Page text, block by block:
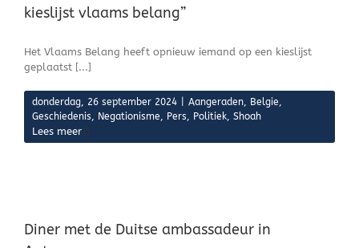
kieslijst vlaams belang”
Het Vlaams Belang heeft opnieuw iemand op een kieslijst
geplaatst [...]
donderdag, 26 september 2024 Aangeraden, Belgie,
Geschiedenis, Negationisme, Pers, Politiek, Shoah
Lees meer
Diner met de Duitse ambassadeur in